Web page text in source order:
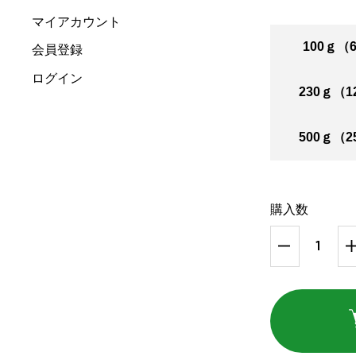
マイアカウント
会員登録
ログイン
100ｇ（
230ｇ（
500ｇ（
購入数